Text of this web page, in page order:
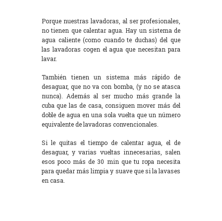
Porque nuestras lavadoras, al ser profesionales,
no tienen que calentar agua. Hay un sistema de
agua caliente (como cuando te duchas) del que
las lavadoras cogen el agua que necesitan para
lavar.
También tienen un sistema más rápido de
desaguar, que no va con bomba, (y no se atasca
nunca). Además al ser mucho más grande la
cuba que las de casa, consiguen mover más del
doble de agua en una sola vuelta que un número
equivalente de lavadoras convencionales.
Si le quitas el tiempo de calentar agua, el de
desaguar, y varias vueltas innecesarias, salen
esos poco más de 30 min que tu ropa necesita
para quedar más limpia y suave que si la lavases
en casa.